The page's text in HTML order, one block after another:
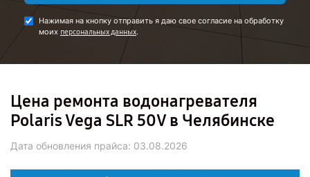
Нажимая на кнопку отправить я даю свое согласие на обработку
моих персональных данных.
Цена ремонта водонагревателя
Polaris Vega SLR 50V в Челябинске
Дата обновления прайса: 03.08.2026